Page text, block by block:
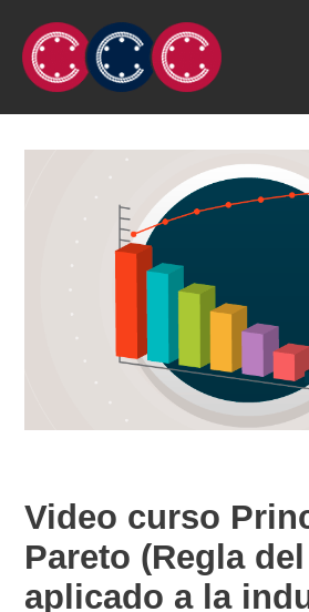
Video curso
Pareto (Regla
aplicado a la